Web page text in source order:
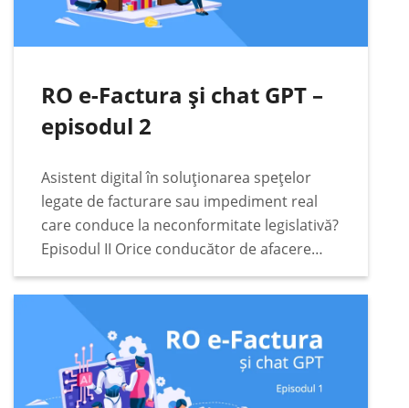
RO e-Factura și chat GPT –
episodul 2
Asistent digital în soluționarea spețelor
legate de facturare sau impediment real
care conduce la neconformitate legislativă?
Episodul II Orice conducător de afacere
responsabil va căuta cele mai bune soluții
legate de conformitate fiscală, digitală și
legislativă pentru afacerea condusă. Într-